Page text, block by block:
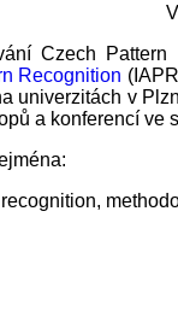
Czech
Recognition
univerzitách v
a konferencí